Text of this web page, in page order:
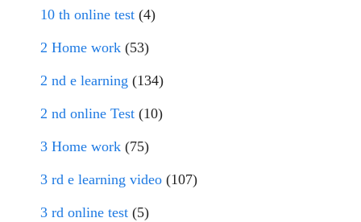
10 th online test (4)
2 Home work (53)
2 nd e learning (134)
2 nd online Test (10)
3 Home work (75)
3 rd e learning video (107)
3 rd online test (5)